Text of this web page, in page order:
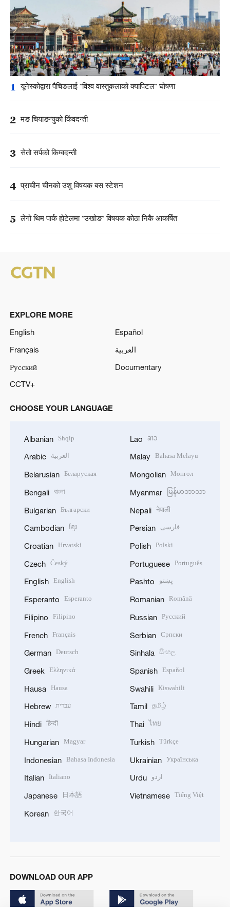
1 यूनेस्कोद्वारा पैचिङलाई “विश्व वास्तुकलाको क्यापिटल” घोषणा
2 मङ चियाङन्युको किंवदन्ती
3 सेतो सर्पको किम्वदन्ती
4 प्राचीन चीनको उशु विषयक बस स्टेशन
5 लेगो थिम पार्क होटेलमा “उखोङ” विषयक कोठा निकै आकर्षित
EXPLORE MORE
English
Español
Français
العربية
Русский
Documentary
CCTV+
CHOOSE YOUR LANGUAGE
Albanian Shqip
Arabic العربية
Belarusian Беларуская
Bengali বাংলা
Bulgarian Български
Cambodian ខ្មែរ
Croatian Hrvatski
Czech Český
English English
Esperanto Esperanto
Filipino Filipino
French Français
German Deutsch
Greek Ελληνικά
Hausa Hausa
Hebrew עברית
Hindi हिन्दी
Hungarian Magyar
Indonesian Bahasa Indonesia
Italian Italiano
Japanese 日本語
Korean 한국어
Lao ລາວ
Malay Bahasa Melayu
Mongolian Монгол
Myanmar မြန်မာဘာသာ
Nepali नेपाली
Persian فارسی
Polish Polski
Portuguese Português
Pashto پښتو
Romanian Română
Russian Русский
Serbian Српски
Sinhala සිංහල
Spanish Español
Swahili Kiswahili
Tamil தமிழ்
Thai ไทย
Turkish Türkçe
Ukrainian Українська
Urdu اردو
Vietnamese Tiếng Việt
DOWNLOAD OUR APP